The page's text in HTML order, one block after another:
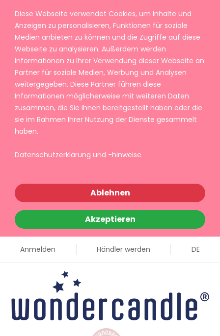
Diese Webseite verwendet Cookies, um Inhalte und
Anzeigen zu personalisieren, Funktionen für soziale
Medien anbieten zu können und die Zugriffe auf diese
Webseite zu analysieren. Außerdem werden
Informationen zu Ihrer Verwendung dieser Webseite an
Partner für soziale Medien, Werbung und Analysen
weitergegeben. Diese Partner führen diese
Informationen möglicherweise mit weiteren Daten
zusammen, die Sie ihnen bereitgestellt haben oder die
sie im Rahmen Ihrer Nutzung der Dienste gesammelt
haben.
Datenschutzerklärung und -hinweise
Ablehnen
Akzeptieren
Anmelden Händler werden DE